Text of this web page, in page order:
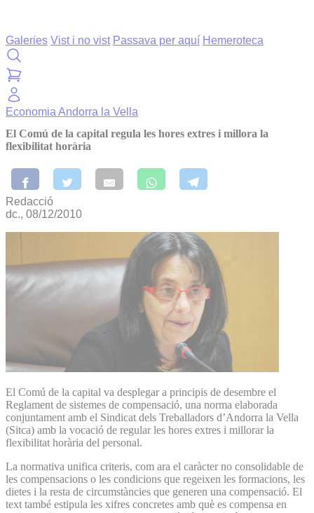
Galeries Vist i no vist Passava per aquí Hemeroteca
Economia Andorra la Vella
El Comú de la capital regula les hores extres i millora la
flexibilitat horària
Redacció
dc., 08/12/2010
El Comú de la capital va desplegar a principis de desembre el
Reglament de sistemes de compensació, una norma elaborada
conjuntament amb el Sindicat dels Treballadors d’Andorra la Vella
(Sitca) amb la vocació de regular les hores extres i millorar la
flexibilitat horària del personal.
La normativa unifica criteris, com ara el caràcter no consolidable de
les compensacions o les condicions que regeixen les formacions, les
dietes i la resta de circumstàncies que generen una compensació. El
text també estipula les xifres concretes amb què es compensa en